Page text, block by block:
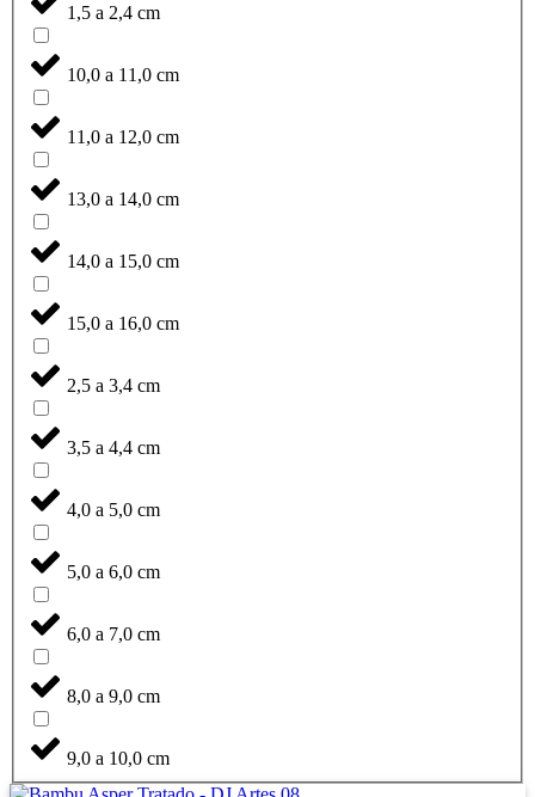
1,5 a 2,4 cm
10,0 a 11,0 cm
11,0 a 12,0 cm
13,0 a 14,0 cm
14,0 a 15,0 cm
15,0 a 16,0 cm
2,5 a 3,4 cm
3,5 a 4,4 cm
4,0 a 5,0 cm
5,0 a 6,0 cm
6,0 a 7,0 cm
8,0 a 9,0 cm
9,0 a 10,0 cm